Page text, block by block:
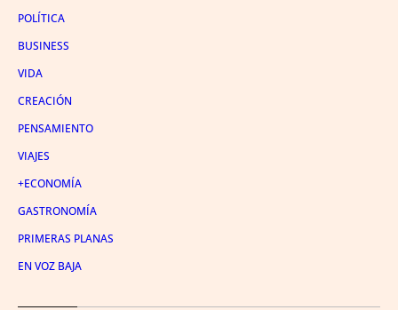
POLÍTICA
BUSINESS
VIDA
CREACIÓN
PENSAMIENTO
VIAJES
+ECONOMÍA
GASTRONOMÍA
PRIMERAS PLANAS
EN VOZ BAJA